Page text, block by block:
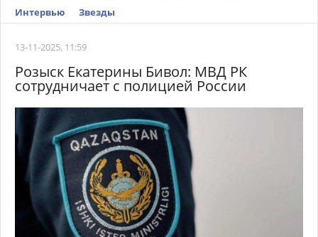
Интервью
Звезды
13-11-2025, 11:59
Розыск Екатерины Бивол: МВД РК
сотрудничает с полицией России